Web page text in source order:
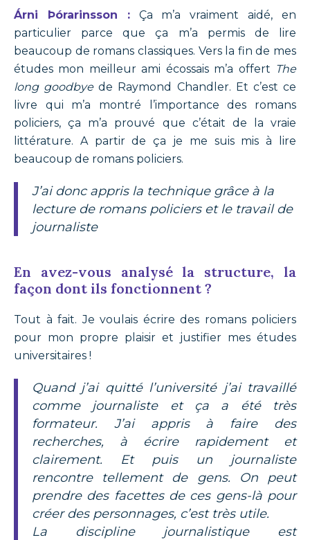
Árni Þórarinsson :Ça m’a vraiment aidé, en
particulier parce que ça m’a permis de lire
beaucoup de romans classiques. Vers la fin de mes
études mon meilleur ami écossais m’a offert The
long goodbyede Raymond Chandler. Et c’est ce
livre qui m’a montré l’importance des romans
policiers, ça m’a prouvé que c’était de la vraie
littérature. A partir de ça je me suis mis à lire
beaucoup de romans policiers.
J’ai donc appris la technique grâce à la
lecture de romans policiers et le travail de
journaliste
En avez-vous analysé la structure, la
façon dont ils fonctionnent ?
Tout à fait. Je voulais écrire des romans policiers
pour mon propre plaisir et justifier mes études
universitaires !
Quand j’ai quitté l’université j’ai travaillé
comme journaliste et ça a été très
formateur. J’ai appris à faire des
recherches, à écrire rapidement et
clairement. Et puis un journaliste
rencontre tellement de gens. On peut
prendre des facettes de ces gens-là pour
créer des personnages, c’est très utile.
La discipline journalistique est